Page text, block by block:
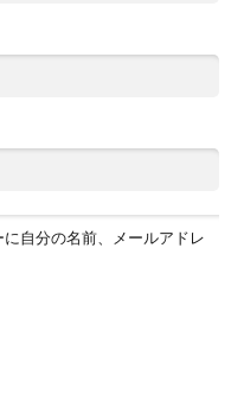
自分の名前、メールアドレ